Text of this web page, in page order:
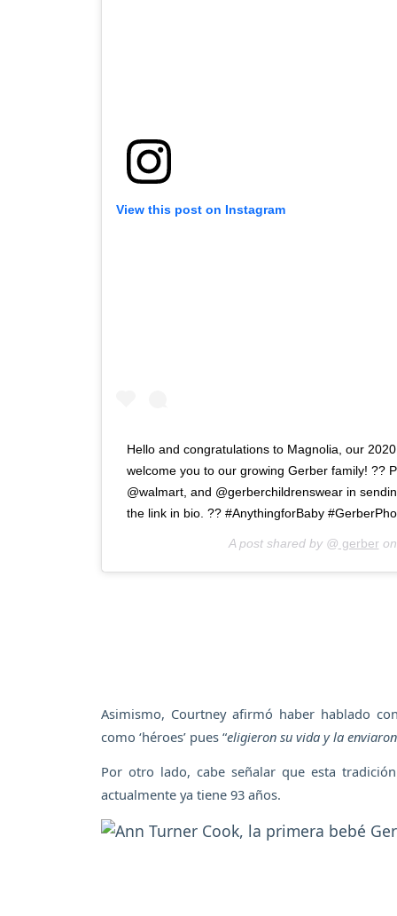
View this post on Instagram
Hello and congratulations to Magnolia, our
welcome you to our growing Gerber family! ??
@walmart, and @gerberchildrenswear in
the link in bio. ?? #AnythingforBaby
A post shared by @ gerber on
Asimismo, Courtney afirmó haber hablado
como ‘héroes’ pues “eligieron su vida y la
Por otro lado, cabe señalar que esta
actualmente ya tiene 93 años.